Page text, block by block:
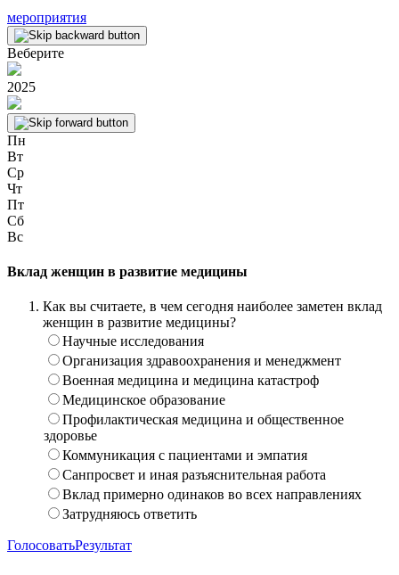
мероприятия
Веберите
2025
Пн
Вт
Ср
Чт
Пт
Сб
Вс
Вклад женщин в развитие медицины
Как вы считаете, в чем сегодня наиболее заметен вклад
женщин в развитие медицины?
Научные исследования
Организация здравоохранения и менеджмент
Военная медицина и медицина катастроф
Медицинское образование
Профилактическая медицина и общественное
здоровье
Коммуникация с пациентами и эмпатия
Санпросвет и иная разъяснительная работа
Вклад примерно одинаков во всех направлениях
Затрудняюсь ответить
ГолосоватьРезультат